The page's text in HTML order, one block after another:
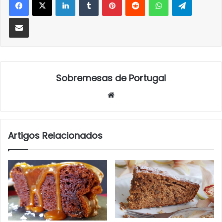
Partilhar Via Email
Sobremesas de Portugal
Artigos Relacionados